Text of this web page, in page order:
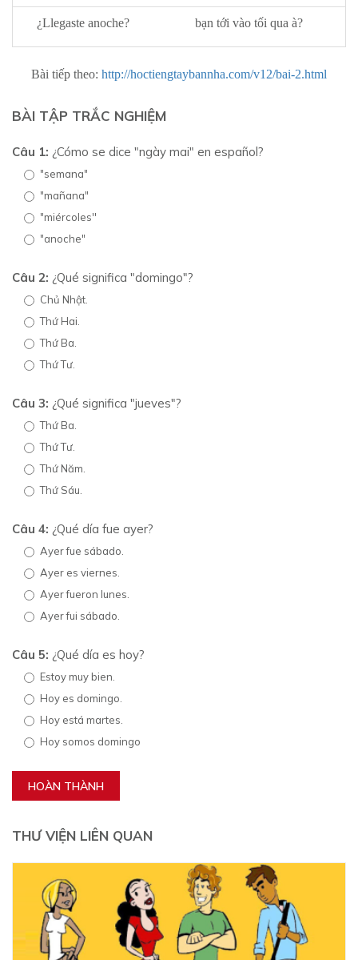
¿Llegaste anoche? bạn tới vào tối qua à?
Bài tiếp theo: http://hoctiengtaybannha.com/v12/bai-2.html
BÀI TẬP TRẮC NGHIỆM
Câu 1: ¿Cómo se dice "ngày mai" en español?
"semana"
"mañana"
"miércoles''
"anoche"
Câu 2: ¿Qué significa "domingo"?
Chủ Nhật.
Thứ Hai.
Thứ Ba.
Thứ Tư.
Câu 3: ¿Qué significa "jueves"?
Thứ Ba.
Thứ Tư.
Thứ Năm.
Thứ Sáu.
Câu 4: ¿Qué día fue ayer?
Ayer fue sábado.
Ayer es viernes.
Ayer fueron lunes.
Ayer fui sábado.
Câu 5: ¿Qué día es hoy?
Estoy muy bien.
Hoy es domingo.
Hoy está martes.
Hoy somos domingo
HOÀN THÀNH
THƯ VIỆN LIÊN QUAN